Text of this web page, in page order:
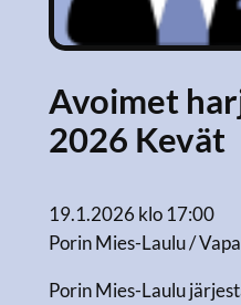
Avoimet
2026 Kevät
19.1.2026 klo 17:00
Porin Mies-Laulu /
Porin Mies-Laulu